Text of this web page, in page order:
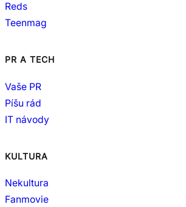
Reds
Teenmag
PR A TECH
Vaše PR
Píšu rád
IT návody
KULTURA
Nekultura
Fanmovie